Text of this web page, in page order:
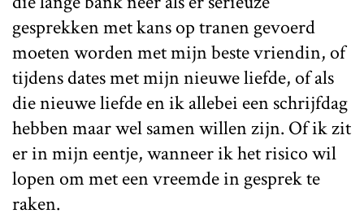
gesprekken met kans op tranen gevoerd
moeten worden met mijn beste vriendin, of
tijdens dates met mijn nieuwe liefde, of als
die nieuwe liefde en ik allebei een schrijfdag
hebben maar wel samen willen zijn. Of ik zit
er in mijn eentje, wanneer ik het risico wil
lopen om met een vreemde in gesprek te
raken.